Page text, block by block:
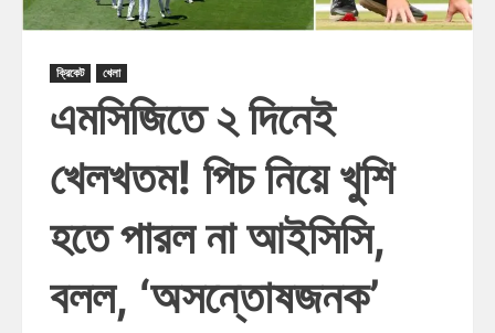
ক্রিকেট খেলা
এমসিজিতে ২ দিনেই
খেলখতম! পিচ নিয়ে খুশি
হতে পারল না আইসিসি,
বলল, ‘অসন্তোষজনক’